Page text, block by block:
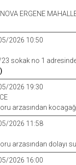
ERGENE
2026 10:50
23 sokak no 1
2026 19:30
arzasından
2026 11:58
arzasından dolayı
2026 16:00